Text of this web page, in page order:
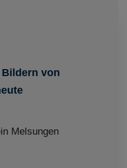
von
Melsungen